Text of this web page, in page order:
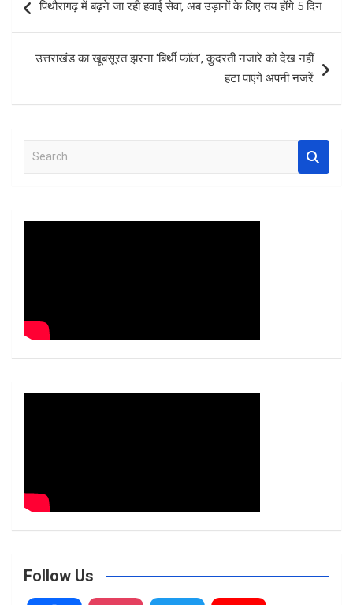
o
o
k
A
p
p
t
navigation
पिथौरागढ़ में बढ़ने जा रही हवाई सेवा, अब उड़ानों के लिए तय होंगे 5 दिन
उत्तराखंड का खूबसूरत झरना ‘बिर्थी फॉल’, कुदरती नजारे को देख नहीं
हटा पाएंगे अपनी नजरें
a
Follow Us